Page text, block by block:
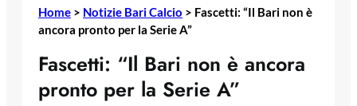
Home > Notizie Bari Calcio > Fascetti: “Il Bari non è
ancora pronto per la Serie A”
Fascetti: “Il Bari non è ancora
pronto per la Serie A”